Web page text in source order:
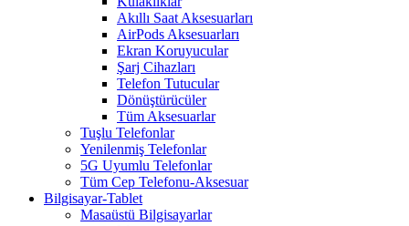
Akıllı Saat Aksesuarları
AirPods Aksesuarları
Ekran Koruyucular
Şarj Cihazları
Telefon Tutucular
Dönüştürücüler
Tüm Aksesuarlar
Tuşlu Telefonlar
Yenilenmiş Telefonlar
5G Uyumlu Telefonlar
Tüm Cep Telefonu-Aksesuar
Bilgisayar-Tablet
Masaüstü Bilgisayarlar